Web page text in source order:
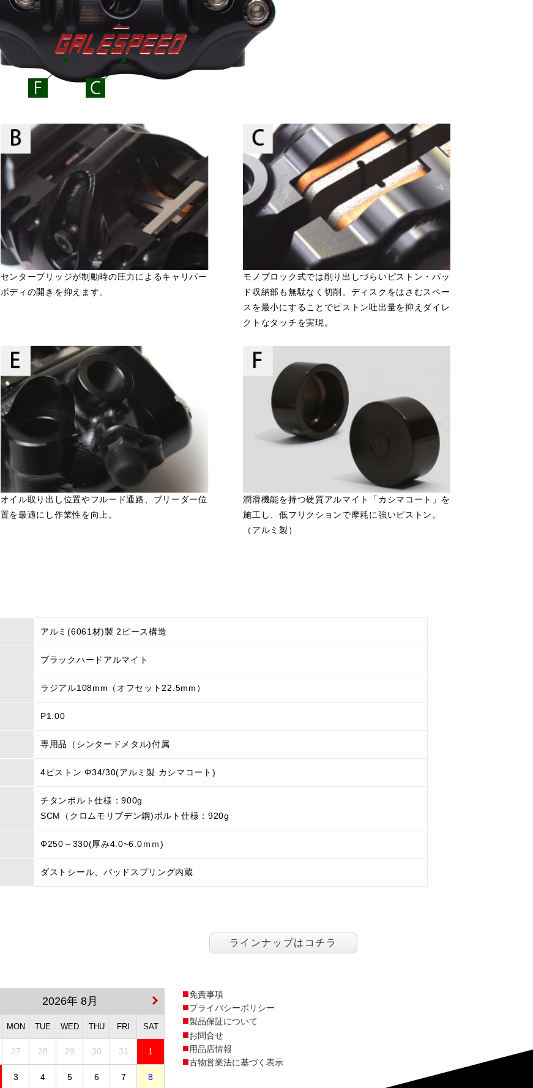
センターブリッジが制動時の圧力によるキャリパー
ボディの開きを抑えます。
モノブロック式では削り出しづらいピストン・パッ
ド収納部も無駄なく切削。ディスクをはさむスペー
スを最小にすることでピストン吐出量を抑えダイレ
クトなタッチを実現。
オイル取り出し位置やフルード通路、ブリーダー位
置を最適にし作業性を向上。
潤滑機能を持つ硬質アルマイト「カシマコート」を
施工し、低フリクションで摩耗に強いピストン。
（アルミ製）
アルミ(6061材)製 2ピース構造
ブラックハードアルマイト
ラジアル108mm（オフセット22.5mm）
P1.00
専用品（シンタードメタル)付属
4ピストン Φ34/30(アルミ製 カシマコート)
チタンボルト仕様：900g
SCM（クロムモリブデン鋼)ボルト仕様：920g
Φ250～330(厚み4.0~6.0ｍｍ)
ダストシール、パッドスプリング内蔵
ラインナップはコチラ
2026年 8月
MON TUE WED THU FRI SAT
27 28 29 30 31 1
3 4 5 6 7 8
免責事項
プライバシーポリシー
製品保証について
お問合せ
用品店情報
古物営業法に基づく表示